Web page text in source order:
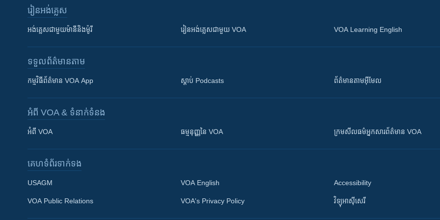
រៀន​​អង់គ្លេស
អង់គ្លេស​ជាមួយ​ម៉ានី​និង​ម៉ូរី រៀន​​​​​​អង់គ្លេស​​ជាមួយ VOA VOA Learning English
ទទួល​ព័ត៌មាន​តាម
កម្មវិធី​ព័ត៌មាន VOA App ស្តាប់ Podcasts ព័ត៌មាន​តាម​អ៊ីមែល
អំពី​ VOA & ទំនាក់ទំនង
អំពី​ VOA ធម្មនុញ្ញ​នៃ VOA ក្រម​​​សីលធម៌​​​អ្នក​​​សារព័ត៌មាន VOA
គេហទំព័រ​​ទាក់ទង
USAGM
VOA Public Relations
VOA English
VOA's Privacy Policy
Accessibility
វិទ្យុ​អាស៊ី​សេរី